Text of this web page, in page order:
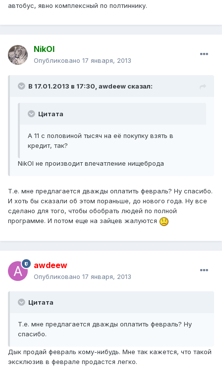
автобус, явно комплексный по полтиннику.
NikOl
Опубликовано 17 января, 2013
В 17.01.2013 в 17:30, awdeew сказал:
Цитата
А 11 с половиной тысяч на её покупку взять в
кредит, так?
NikOl не производит впечатление нищеброда
Т.е. мне предлагается дважды оплатить февраль? Ну спасибо.
И хоть бы сказали об этом пораньше, до нового года. Ну все
сделано для того, чтобы обобрать людей по полной
программе. И потом еще на зайцев жалуются
awdeew
Опубликовано 17 января, 2013
Цитата
Т.е. мне предлагается дважды оплатить февраль? Ну
спасибо.
Дык продай февраль кому-нибудь. Мне так кажется, что такой
эксклюзив в феврале продастся легко.